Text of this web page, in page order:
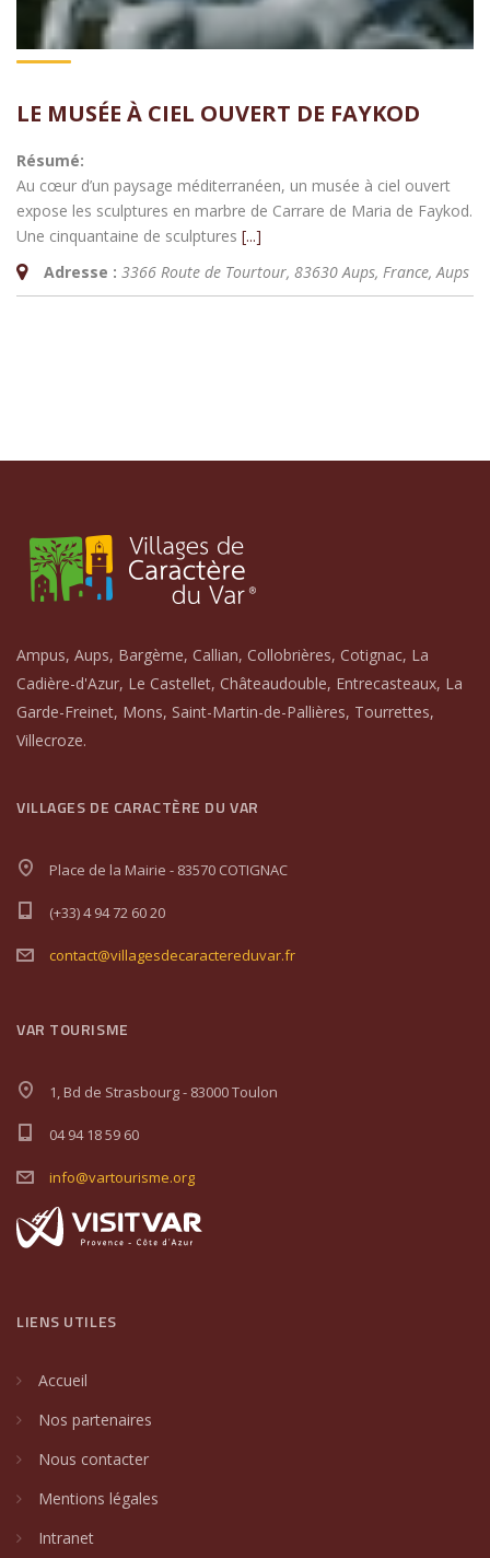
LE MUSÉE À CIEL OUVERT DE FAYKOD
Résumé:
Au cœur d’un paysage méditerranéen, un musée à ciel ouvert
expose les sculptures en marbre de Carrare de Maria de Faykod.
Une cinquantaine de sculptures [...]
Adresse : 3366 Route de Tourtour, 83630 Aups, France,Aups
Ampus, Aups, Bargème, Callian, Collobrières, Cotignac, La
Cadière-d'Azur, Le Castellet, Châteaudouble, Entrecasteaux, La
Garde-Freinet, Mons, Saint-Martin-de-Pallières, Tourrettes,
Villecroze.
VILLAGES DE CARACTÈRE DU VAR
Place de la Mairie - 83570 COTIGNAC
(+33) 4 94 72 60 20
contact@villagesdecaractereduvar.fr
VAR TOURISME
1, Bd de Strasbourg - 83000 Toulon
04 94 18 59 60
info@vartourisme.org
LIENS UTILES
Accueil
Nos partenaires
Nous contacter
Mentions légales
Intranet